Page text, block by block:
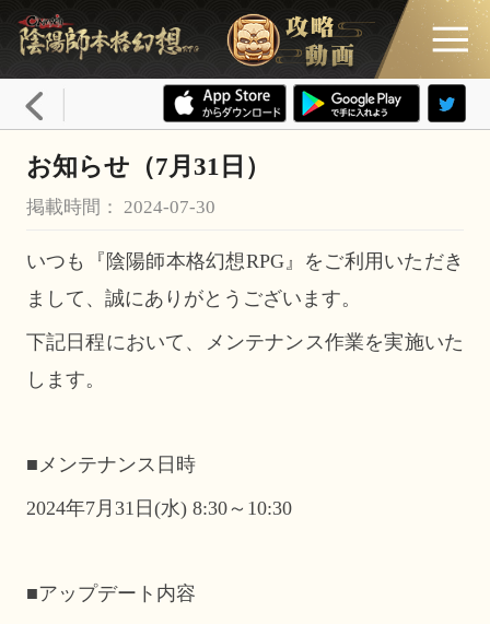
お知らせ（7月31日）
掲載時間： 2024-07-30
いつも『陰陽師本格幻想RPG』をご利用いただき
まして、誠にありがとうございます。
下記日程において、メンテナンス作業を実施いた
します。
■メンテナンス日時
2024年7月31日(水) 8:30～10:30
■アップデート内容